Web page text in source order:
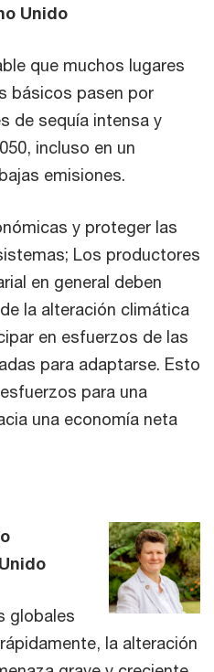
Unido
que muchos lugares
básicos pasen por
de sequía intensa y
incluso en un
emisiones.
y proteger las
Los productores
en general deben
la alteración climática
en esfuerzos de las
para adaptarse. Esto
para una
una economía neta
globales
la alteración